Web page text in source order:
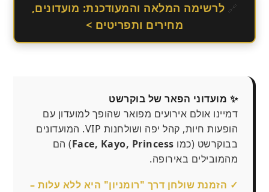
🔗 לרשימה המלאה והמעודכנת: מועדונים,
מחירים ותפריטים >
✨ מועדוני הפאר של בוקרשט
דמיינו אולם אירועים מפואר שהופך למועדון עם
הופעות חיות, קהל יפה ושולחנות VIP. המועדונים
בבוקרשט (כמו Face, Kayo, Princess) הם
מהמובילים באירופה.
✓ הזמנת שולחן דרך "רומניון" היא ללא עלות –